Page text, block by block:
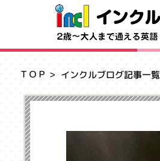
ＴＯＰ インクルブログ記事一覧